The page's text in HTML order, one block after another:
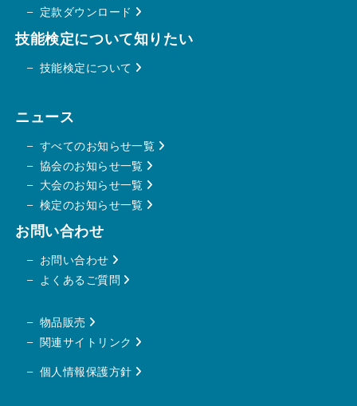
定款ダウンロード
技能検定について知りたい
技能検定について
ニュース
すべてのお知らせ一覧
協会のお知らせ一覧
大会のお知らせ一覧
検定のお知らせ一覧
お問い合わせ
お問い合わせ
よくあるご質問
物品販売
関連サイトリンク
個人情報保護方針